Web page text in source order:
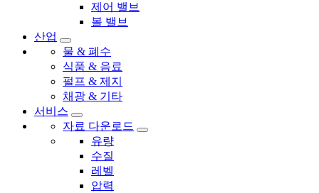
제어 밸브
볼 밸브
산업
물 & 폐수
식품 & 음료
펄프 & 제지
채광 & 기타
서비스
자료 다운로드
유량
수질
레벨
압력